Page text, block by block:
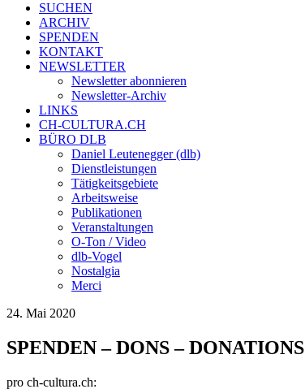
SUCHEN
ARCHIV
SPENDEN
KONTAKT
NEWSLETTER
Newsletter abonnieren
Newsletter-Archiv
LINKS
CH-CULTURA.CH
BÜRO DLB
Daniel Leutenegger (dlb)
Dienstleistungen
Tätigkeitsgebiete
Arbeitsweise
Publikationen
Veranstaltungen
O-Ton / Video
dlb-Vogel
Nostalgia
Merci
24. Mai 2020
SPENDEN – DONS – DONATIONS
pro ch-cultura.ch: